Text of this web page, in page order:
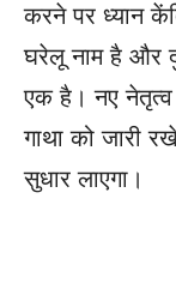
करने पर ध्यान
घरेलू नाम है और
एक है। नए नेतृत्व
गाथा को जारी
सुधार लाएगा।